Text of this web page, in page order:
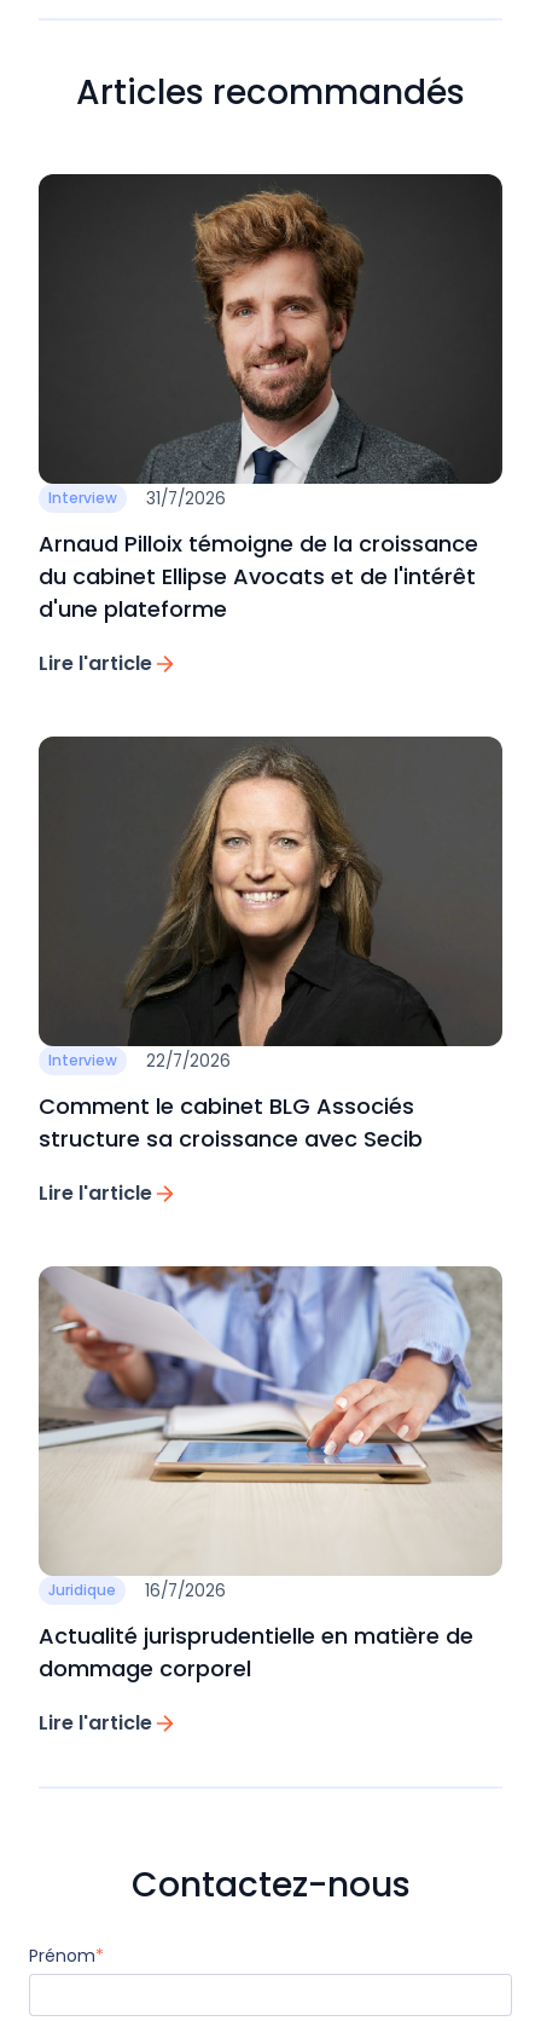
Articles recommandés
Interview 31/7/2026
Arnaud Pilloix témoigne de la croissance
du cabinet Ellipse Avocats et de l'intérêt
d'une plateforme
Lire l'article
Interview 22/7/2026
Comment le cabinet BLG Associés
structure sa croissance avec Secib
Lire l'article
Juridique 16/7/2026
Actualité jurisprudentielle en matière de
dommage corporel
Lire l'article
Contactez-nous
Prénom*